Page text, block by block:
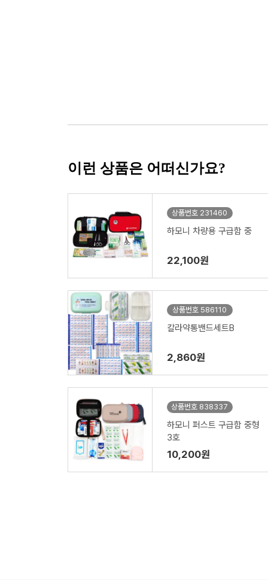
이런 상품은 어떠신가요?
상품번호 231460
하모니 차량용 구급함 중
22,100원
상품번호 586110
칼라약통밴드세트B
2,860원
상품번호 838337
하모니 퍼스트 구급함 중형
3호
10,200원